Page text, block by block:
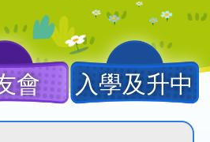
會 入學及升中